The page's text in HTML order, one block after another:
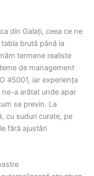
din Galați, ceea ce ne
brută până la
termene realiste
de management
45001, iar experiența
a arătat unde apar
se previn. La
cu suduri curate, pe
fără ajustări